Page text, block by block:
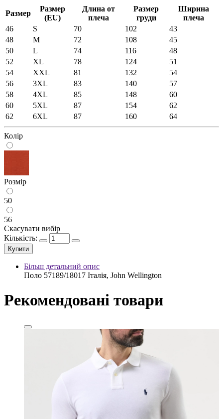
Размер
Размер
(EU)
Длина от
плеча
Размер
груди
Ширина
плеча
46
S 70 102
43
48
M 72 108
45
50
L 74 116
48
52
XL 78 124
51
54
XXL 81 132
54
56
3XL 83 140
57
58
4XL 85 148
60
60
5XL 87 154
62
62
6XL 87 160 64
Колір
Розмір
50
56
Скасувати вибір
Кількість:
Купити
Більш детальний опис
Поло 57189/18017 Італія, John Wellington
Рекомендовані товари